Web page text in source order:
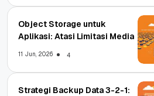
Object Storage untuk
Aplikasi: Atasi Limitasi Media
11 Jun, 2026 4
Strategi Backup Data 3-2-1: